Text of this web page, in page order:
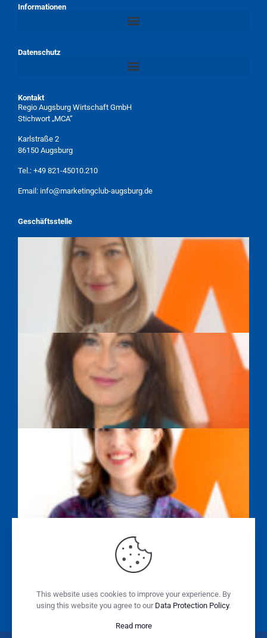
Informationen
Datenschutz
Kontakt
Regio Augsburg Wirtschaft GmbH
Stichwort „MCA“
Karlstraße 2
86150 Augsburg
Tel.: +49 821-45010.210
Email: info@marketingclub-augsburg.de
Geschäftsstelle
TAMARA WEBER
SAYEH FARAHPOUR
ALISSA WASILEWSKI
SABINE SONNENSCHEIN
This website uses cookies to improve your experience. By
using this website you agree to our Data Protection Policy.
Read more